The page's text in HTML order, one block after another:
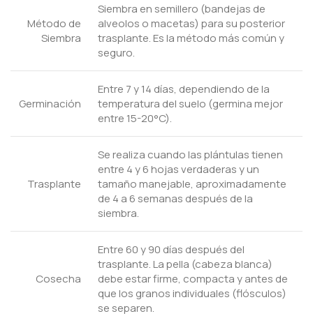
Método de
Siembra
Siembra en semillero (bandejas de
alveolos o macetas) para su posterior
trasplante. Es la método más común y
seguro.
Germinación
Entre 7 y 14 días, dependiendo de la
temperatura del suelo (germina mejor
entre 15-20°C).
Trasplante
Se realiza cuando las plántulas tienen
entre 4 y 6 hojas verdaderas y un
tamaño manejable, aproximadamente
de 4 a 6 semanas después de la
siembra.
Cosecha
Entre 60 y 90 días después del
trasplante. La pella (cabeza blanca)
debe estar firme, compacta y antes de
que los granos individuales (flósculos)
se separen.